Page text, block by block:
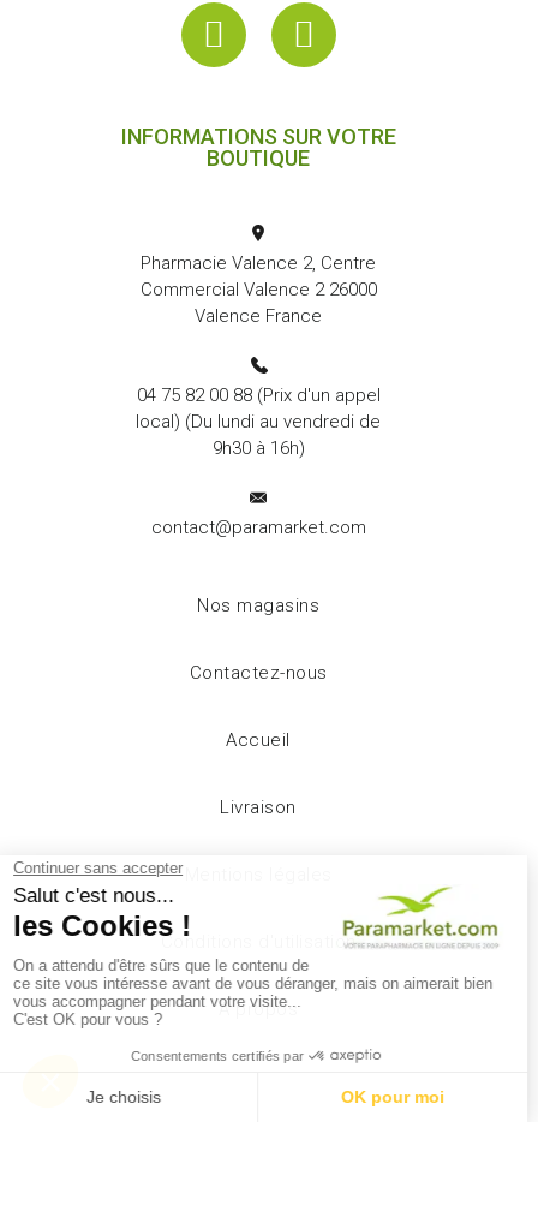
INFORMATIONS SUR VOTRE
BOUTIQUE
Pharmacie Valence 2, Centre
Commercial Valence 2 26000
Valence France
04 75 82 00 88(Prix d'un appel
local) (Du lundi au vendredi de
9h30 à 16h)
contact@paramarket.com
Nos magasins
Contactez-nous
Accueil
Livraison
Conditions d'utilisation
A propos